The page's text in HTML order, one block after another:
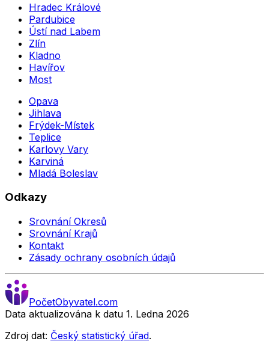
Hradec Králové
Pardubice
Ústí nad Labem
Zlín
Kladno
Havířov
Most
Opava
Jihlava
Frýdek-Místek
Teplice
Karlovy Vary
Karviná
Mladá Boleslav
Odkazy
Srovnání Okresů
Srovnání Krajů
Kontakt
Zásady ochrany osobních údajů
PočetObyvatel.com
Data aktualizována k datu 1. Ledna 2026
Zdroj dat: Český statistický úřad.